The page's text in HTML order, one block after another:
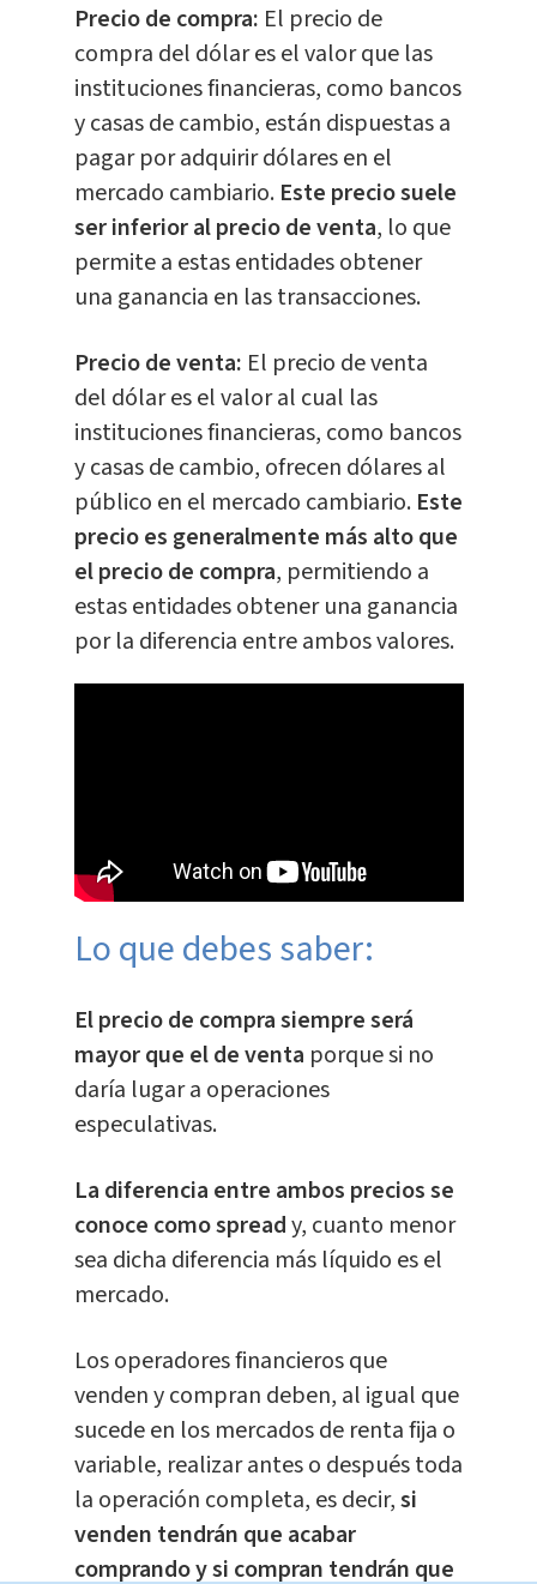
Precio de compra: El precio de
compra del dólar es el valor que las
instituciones financieras, como bancos
y casas de cambio, están dispuestas a
pagar por adquirir dólares en el
mercado cambiario. Este precio suele
ser inferior al precio de venta, lo que
permite a estas entidades obtener
una ganancia en las transacciones.
Precio de venta: El precio de venta
del dólar es el valor al cual las
instituciones financieras, como bancos
y casas de cambio, ofrecen dólares al
público en el mercado cambiario.Este
precio es generalmente más alto que
el precio de compra, permitiendo a
estas entidades obtener una ganancia
por la diferencia entre ambos valores.
Lo que debes saber:
El precio de compra siempre será
mayor que el de venta porque si no
daría lugar a operaciones
especulativas.
La diferencia entre ambos precios se
conoce como spready, cuanto menor
sea dicha diferencia más líquido es el
mercado.
Los operadores financieros que
venden y compran deben, al igual que
sucede en los mercados de renta fija o
variable, realizar antes o después toda
la operación completa, es decir,si
venden tendrán que acabar
comprando y si compran tendrán que